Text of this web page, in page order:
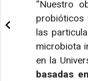
“Nuestro
probióticos
las
microbiota
en la
basadas